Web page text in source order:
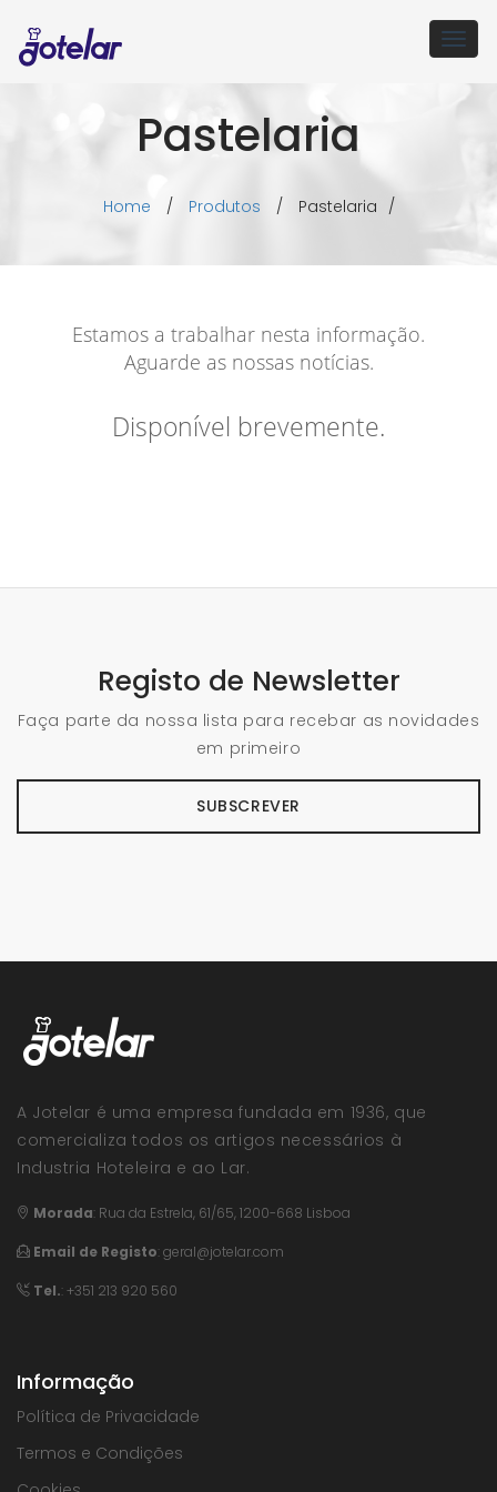
Pastelaria
Home / Produtos / Pastelaria /
Estamos a trabalhar nesta informação.
Aguarde as nossas notícias.
Disponível brevemente.
Registo de Newsletter
Faça parte da nossa lista para recebar as novidades
em primeiro
SUBSCREVER
A Jotelar é uma empresa fundada em 1936, que
comercializa todos os artigos necessários à
Industria Hoteleira e ao Lar.
Morada: Rua da Estrela, 61/65, 1200-668 Lisboa
Email de Registo:geral@jotelar.com
Tel.: +351 213 920 560
Informação
Política de Privacidade
Termos e Condições